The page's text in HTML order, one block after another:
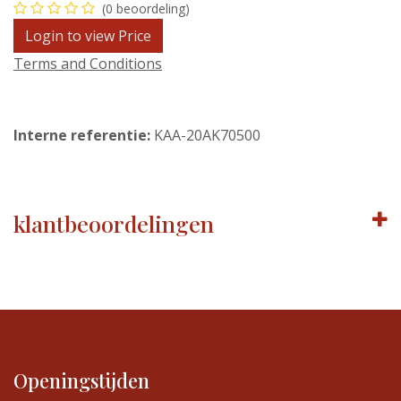
(0 beoordeling)
Login to view Price
Terms and Conditions
Interne referentie: KAA-20AK70500
klantbeoordelingen
Openingstijden